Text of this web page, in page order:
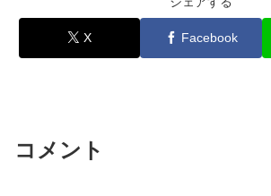
X Facebook
コメント